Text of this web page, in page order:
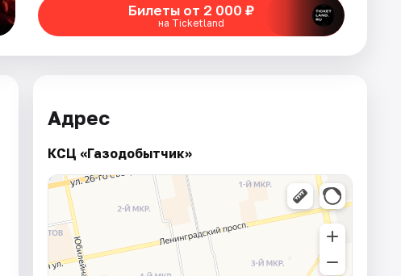
Билеты от 2 000 ₽
на Ticketland
Адрес
КСЦ «Газодобытчик»